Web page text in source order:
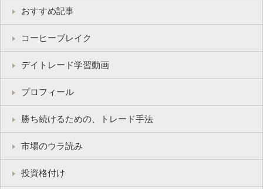
おすすめ記事
コーヒーブレイク
デイトレード学習動画
プロフィール
勝ち続けるための、トレード手法
市場のウラ読み
投資格付け